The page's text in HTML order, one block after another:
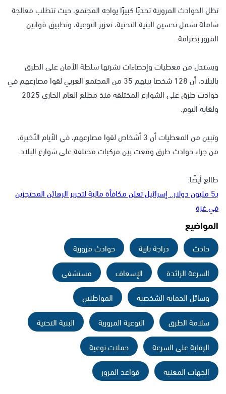
تظل الحوادث المرورية تحديًا كبيرًا يواجه المجتمع، حيث تتطلب معالجة
شاملة تشمل تحسين البنية التحتية، تعزيز التوعية، وتطبيق قوانين
المرور بصرامة.
ويستدل من معطيات وإحصاءات نشرتها سلطة الأمان على الطرق
بالبلاد، أن 128 شخصا بينهم 35 من المجتمع العربي لقوا مصارعهم في
حوادث طرق على الشوارع المختلفة منذ مطلع العام الجاري 2025
ولغاية اليوم.
وتبين من المعطيات أن 3 أشخاص لقوا مصارعهم، في الأيام الأخيرة،
من جراء حوادث طرق وقعت بين مركبات مختلفة على شوارع البلاد.
طالع أيضًا:
بـ5 مليون دولار.. إسرائيل تعلن مكافأة مالية لتحرير الرهائن المحتجزين
في غزة
المواضيع
حادث دراجة نارية
حوادث مرورية
السرعة الزائدة
الإسعاف
مستشفى
وسائل الحماية الشخصية
المواطنين
سلامة الطرق
التوعية المرورية
البنية التحتية
الرقابة على السرعة
حملات توعية
الجهات المعنية
قواعد المرور